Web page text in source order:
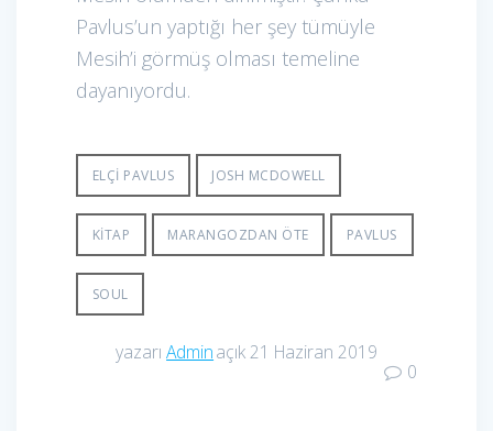
Pavlus’un yaptığı her şey tümüyle
Mesih’i görmüş olması temeline
dayanıyordu.
ELÇI PAVLUS JOSH MCDOWELL
KITAP MARANGOZDAN ÖTE PAVLUS
SOUL
yazarıAdminaçık 21 Haziran 2019
0